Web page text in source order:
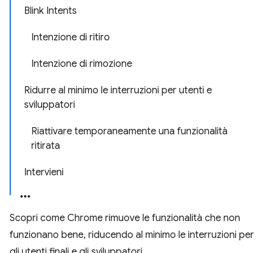
Blink Intents
Intenzione di ritiro
Intenzione di rimozione
Ridurre al minimo le interruzioni per utenti e
sviluppatori
Riattivare temporaneamente una funzionalità
ritirata
Intervieni
Scopri come Chrome rimuove le funzionalità che non
funzionano bene, riducendo al minimo le interruzioni per